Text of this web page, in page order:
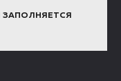
ЗАПОЛНЯЕТСЯ